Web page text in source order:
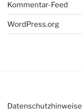
Kommentar-Feed
WordPress.org
Datenschutzhinweise